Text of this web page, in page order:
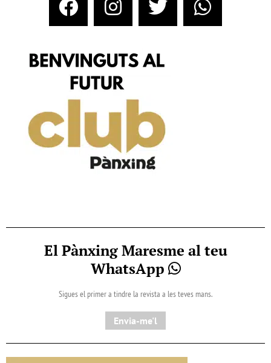
El Pànxing Maresme al teu
WhatsApp
Sigues el primer a tindre la revista a les teves mans.
Envia-me'l